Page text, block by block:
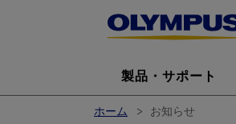
製品・サポート
ホーム お知らせ